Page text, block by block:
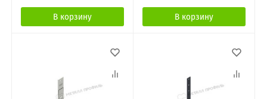
В корзину В корзину